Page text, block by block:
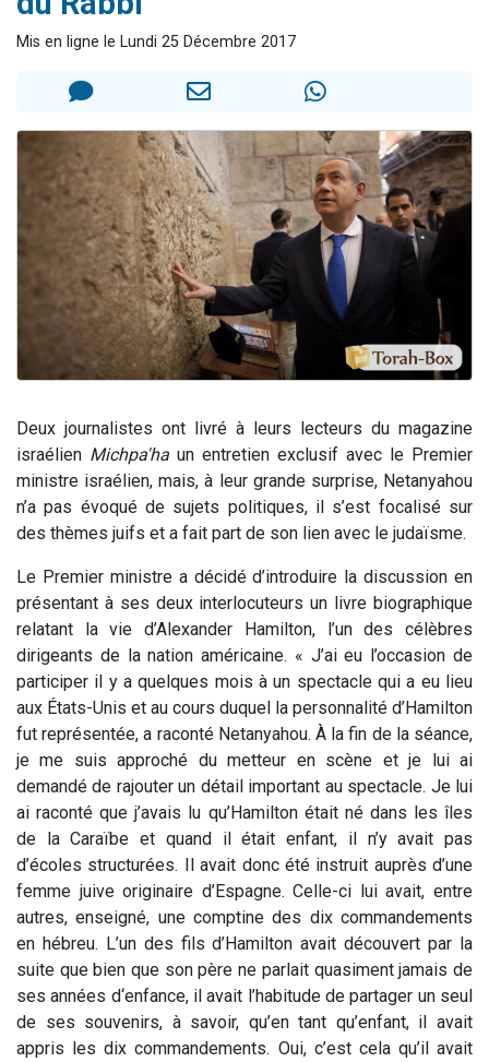
2 nouvelles musiques dans Torah-Box Music
8 personnes viennent de faire un don pour Tsédaka : pauvres d'Israel
4 personnes viennent de nous rejoindre sur WhatsApp
Mis en ligne le Lundi 25 Décembre 2017
Deux journalistes ont livré à leurs lecteurs du magazine
israélien Michpa'ha un entretien exclusif avec le Premier
ministre israélien, mais, à leur grande surprise, Netanyahou
n’a pas évoqué de sujets politiques, il s’est focalisé sur
des thèmes juifs et a fait part de son lien avec le judaïsme.
Le Premier ministre a décidé d’introduire la discussion en
présentant à ses deux interlocuteurs un livre biographique
relatant la vie d’Alexander Hamilton, l’un des célèbres
dirigeants de la nation américaine. « J’ai eu l’occasion de
participer il y a quelques mois à un spectacle qui a eu lieu
aux États-Unis et au cours duquel la personnalité d’Hamilton
fut représentée, a raconté Netanyahou. À la fin de la séance,
je me suis approché du metteur en scène et je lui ai
demandé de rajouter un détail important au spectacle. Je lui
ai raconté que j’avais lu qu’Hamilton était né dans les îles
de la Caraïbe et quand il était enfant, il n’y avait pas
d’écoles structurées. Il avait donc été instruit auprès d’une
femme juive originaire d’Espagne. Celle-ci lui avait, entre
autres, enseigné, une comptine des dix commandements
en hébreu. L’un des fils d’Hamilton avait découvert par la
suite que bien que son père ne parlait quasiment jamais de
ses années d‘enfance, il avait l’habitude de partager un seul
de ses souvenirs, à savoir, qu’en tant qu’enfant, il avait
appris les dix commandements. Oui, c’est cela qu’il avait